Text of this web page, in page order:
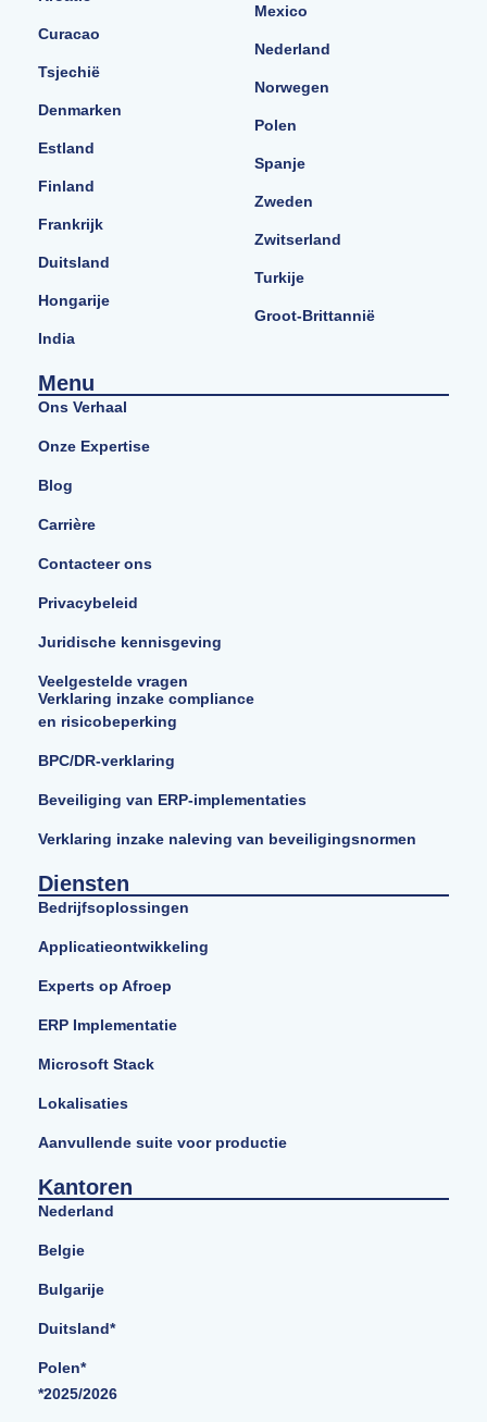
Curacao
Tsjechië
Denmarken
Estland
Finland
Frankrijk
Duitsland
Hongarije
India
Mexico
Nederland
Norwegen
Polen
Spanje
Zweden
Zwitserland
Turkije
Groot-Brittannië
Menu
Ons Verhaal
Onze Expertise
Blog
Carrière
Contacteer ons
Privacybeleid
Juridische kennisgeving
Veelgestelde vragen
Verklaring inzake compliance
en risicobeperking
BPC/DR-verklaring
Beveiliging van ERP-implementaties
Verklaring inzake naleving van beveiligingsnormen
Diensten
Bedrijfsoplossingen
Applicatieontwikkeling
Experts op Afroep
ERP Implementatie
Microsoft Stack
Lokalisaties
Aanvullende suite voor productie
Kantoren
Nederland
Belgie
Bulgarije
Duitsland*
Polen*
*2025/2026